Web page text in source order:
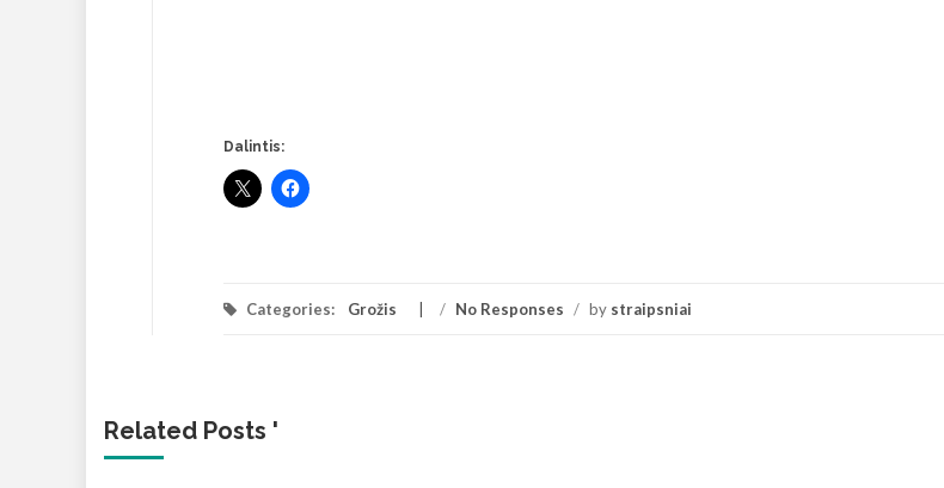
Dalintis:
Categories: Grožis / No Responses / by straipsniai
Related Posts '